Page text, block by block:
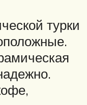
турки